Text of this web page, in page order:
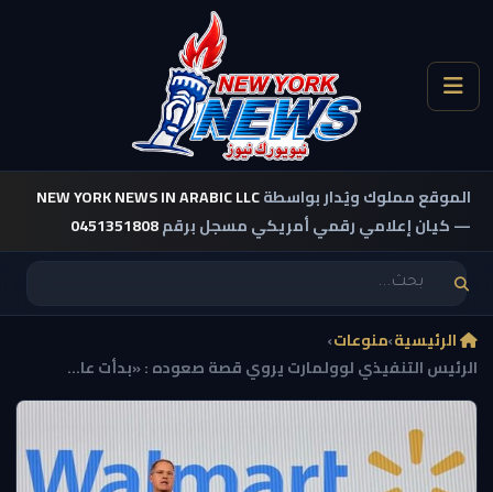
الموقع مملوك ويُدار بواسطةNEW YORK NEWS IN ARABIC LLC
— كيان إعلامي رقمي أمريكي مسجل برقم0451351808
الرئيسية›منوعات›
الرئيس التنفيذي لوولمارت يروي قصة صعوده : «بدأت عا...